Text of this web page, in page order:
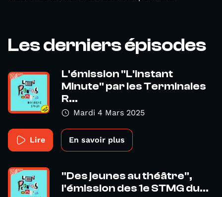
Les derniers épisodes
L'émission "L'instant
Minute" par les Terminales
R...
Mardi 4 Mars 2025
Lire En savoir plus
"Des jeunes au théâtre",
l'émission des 1e STMG du...